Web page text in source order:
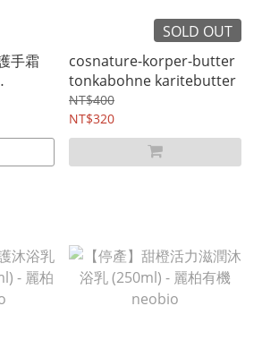
手霜
SOLD OUT
cosnature-korper-butter
tonkabohne karitebutter
NT$400
NT$320